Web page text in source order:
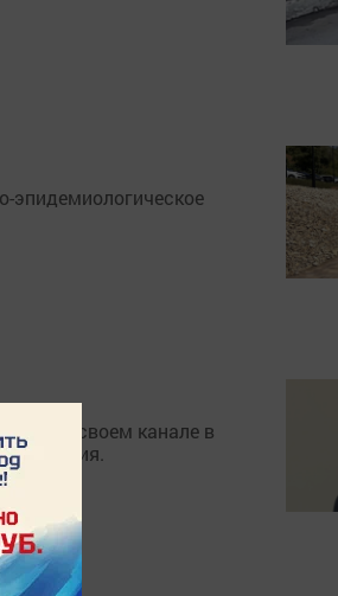
эпидемиологическое
в своем канале в